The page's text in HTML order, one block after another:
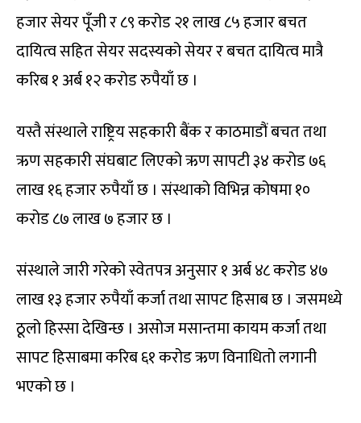
हजार सेयर पूँजी र ८९ करोड २१ लाख ८५ हजार बचत
दायित्व सहित सेयर सदस्यको सेयर र बचत दायित्व मात्रै
करिब १ अर्ब १२ करोड रुपैयाँ छ ।
यस्तै संस्थाले राष्ट्रिय सहकारी बैंक र काठमाडौं बचत तथा
ऋण सहकारी संघबाट लिएको ऋण सापटी ३४ करोड ७६
लाख १६ हजार रुपैयाँ छ । संस्थाको विभिन्न कोषमा १०
करोड ८७ लाख ७ हजार छ ।
संस्थाले जारी गरेको स्वेतपत्र अनुसार १ अर्ब ४८ करोड ४७
लाख १३ हजार रुपैयाँ कर्जा तथा सापट हिसाब छ । जसमध्ये
ठूलो हिस्सा देखिन्छ । असोज मसान्तमा कायम कर्जा तथा
सापट हिसाबमा करिब ६१ करोड ऋण विनाधितो लगानी
भएको छ ।